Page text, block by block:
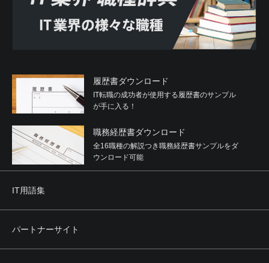
履歴書ダウンロード
IT転職の成功者が使用する履歴書のサンプル
が手に入る！
職務経歴書ダウンロード
全16職種の解説つき職務経歴書サンプルをダ
ウンロード可能
IT用語集
パートナーサイト